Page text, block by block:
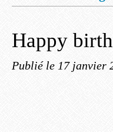
Happy
Publié le 17 janvier